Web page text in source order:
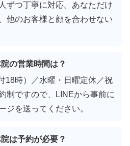
ずつ丁寧に対応。あなただけ
他のお客様と顔を合わせない
の営業時間は？
18時）／水曜・日曜定休／祝
制ですので、LINEから事前に
ジを送ってください。
は予約が必要？